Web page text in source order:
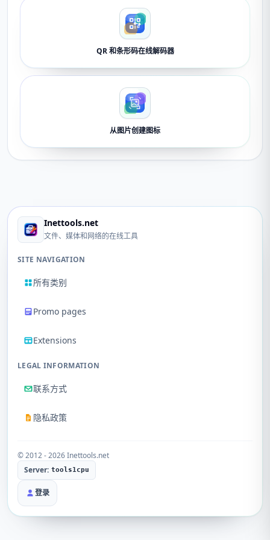
QR 和条形码在线解码器
从图片创建图标
Inettools.net
文件、媒体和网络的在线工具
SITE NAVIGATION
所有类别
Promo pages
Extensions
LEGAL INFORMATION
联系方式
隐私政策
© 2012 - 2026 Inettools.net
Server: tools1cpu
登录